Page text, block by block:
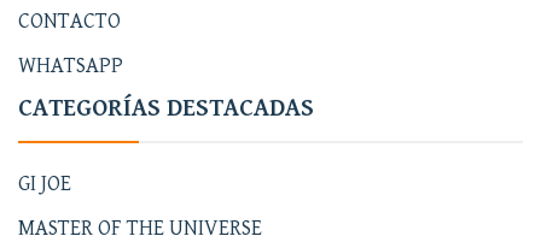
CONTACTO
WHATSAPP
CATEGORÍAS DESTACADAS
GI JOE
MASTER OF THE UNIVERSE